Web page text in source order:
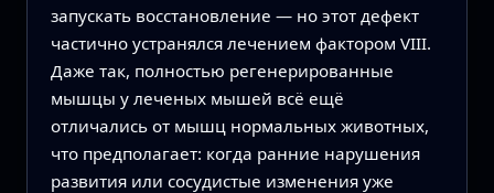
запускать восстановление — но этот дефект
частично устранялся лечением фактором VIII.
Даже так, полностью регенерированные
мышцы у леченых мышей всё ещё
отличались от мышц нормальных животных,
что предполагает: когда ранние нарушения
развития или сосудистые изменения уже